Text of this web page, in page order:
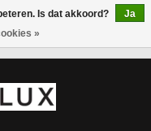
Is dat akkoord?
Ja
»